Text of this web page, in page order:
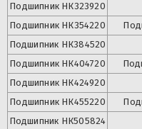
Подшипник НК323920
Подшипник НК354220
Подшипник НК384520
Подшипник НК404720
Подшипник НК424920
Подшипник НК455220
Подшипник НК505824